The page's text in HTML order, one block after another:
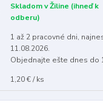
Skladom v Žiline (ihneď k
odberu)
1 až 2 pracovné dni,
11.08.2026.
Objednajte ešte dnes do
1,20 € / ks